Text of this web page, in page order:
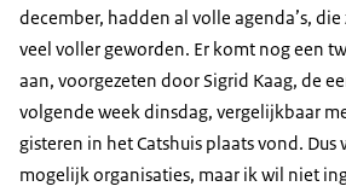
december, hadden al volle agenda’s,
veel voller geworden. Er komt nog een
aan, voorgezeten door Sigrid Kaag, de
volgende week dinsdag, vergelijkbaar
gisteren in het Catshuis plaats vond. Dus
mogelijk organisaties, maar ik wil niet